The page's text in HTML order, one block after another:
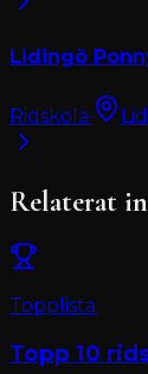
Lidingö
Ridskola·
Relaterat
Topplista
Topp 10